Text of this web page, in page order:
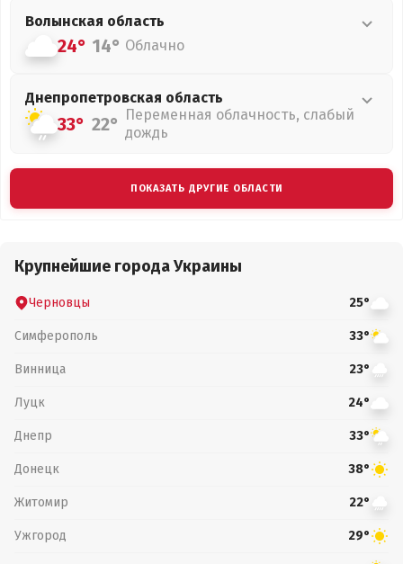
Волынская область
24° 14° Облачно
Днепропетровская область
33° 22° Переменная облачность, слабый
дождь
ПОКАЗАТЬ ДРУГИЕ ОБЛАСТИ
Крупнейшие города Украины
Черновцы 25°
Симферополь 33°
Винница 23°
Луцк 24°
Днепр 33°
Донецк 38°
Житомир 22°
Ужгород 29°